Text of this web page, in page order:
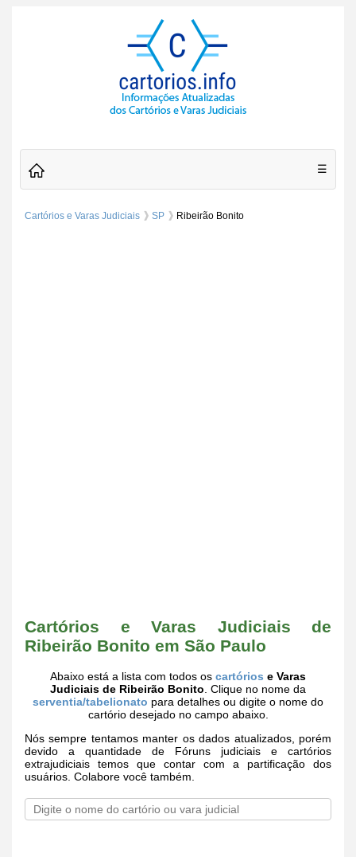
☰
Cartórios e Varas Judiciais SP Ribeirão Bonito
Cartórios e Varas Judiciais de
Ribeirão Bonito em São Paulo
Abaixo está a lista com todos os cartórios e Varas
Judiciais de Ribeirão Bonito . Clique no nome da
serventia/tabelionato para detalhes ou digite o nome do
cartório desejado no campo abaixo.
Nós sempre tentamos manter os dados atualizados, porém
devido a quantidade de Fóruns judiciais e cartórios
extrajudiciais temos que contar com a partificação dos
usuários. Colabore você também.